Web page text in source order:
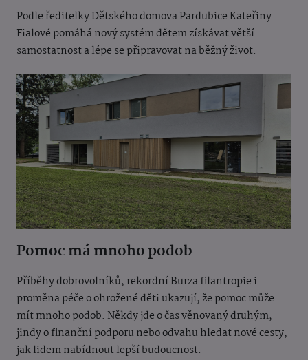
Podle ředitelky Dětského domova Pardubice Kateřiny
Fialové pomáhá nový systém dětem získávat větší
samostatnost a lépe se připravovat na běžný život.
Pomoc má mnoho podob
Příběhy dobrovolníků, rekordní Burza filantropie i
proměna péče o ohrožené děti ukazují, že pomoc může
mít mnoho podob. Někdy jde o čas věnovaný druhým,
jindy o finanční podporu nebo odvahu hledat nové cesty,
jak lidem nabídnout lepší budoucnost.